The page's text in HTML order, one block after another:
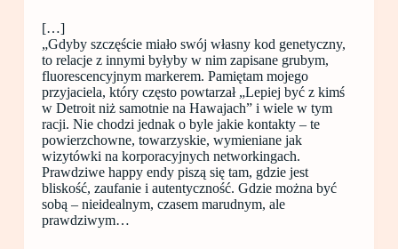
[…]
„Gdyby szczęście miało swój własny kod genetyczny,
to relacje z innymi byłyby w nim zapisane grubym,
fluorescencyjnym markerem. Pamiętam mojego
przyjaciela, który często powtarzał „Lepiej być z kimś
w Detroit niż samotnie na Hawajach” i wiele w tym
racji. Nie chodzi jednak o byle jakie kontakty – te
powierzchowne, towarzyskie, wymieniane jak
wizytówki na korporacyjnych networkingach.
Prawdziwe happy endy piszą się tam, gdzie jest
bliskość, zaufanie i autentyczność. Gdzie można być
sobą – nieidealnym, czasem marudnym, ale
prawdziwym…